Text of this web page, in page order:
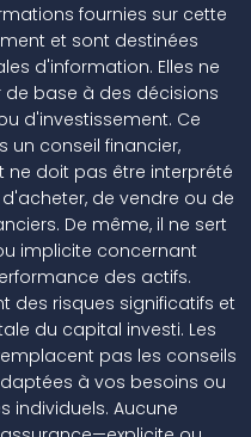
fournies sur cette
et sont destinées
d'information. Elles ne
base à des décisions
d'investissement. Ce
un conseil financier,
ne doit pas être interprété
de vendre ou de
De même, il ne sert
implicite concernant
des actifs.
des risques significatifs et
du capital investi. Les
pas les conseils
à vos besoins ou
individuels. Aucune